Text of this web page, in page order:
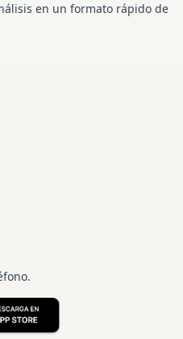
en un formato rápido de